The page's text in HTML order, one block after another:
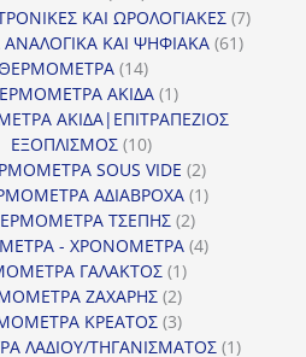
προϊόντα
ΚΑΙ ΩΡΟΛΟΓΙΑΚΕΣ 77
ΚΑΙ ΨΗΦΙΑΚΑ 6161
1414
προϊόντα
ΑΚΙΔΑ 11
προϊόν
ΑΚΙΔΑ|ΕΠΙΤΡΑΠΕΖΙΟΣ
ΕΞΟΠΛΙΣΜΟΣ 1010
προϊόντα
SOUS VIDE 22
προϊόντα
ΑΔΙΑΒΡΟΧΑ 11
ΤΣΕΠΗΣ 22
προϊόντα
- ΧΡΟΝΟΜΕΤΡΑ 44
ΓΑΛΑΚΤΟΣ 11
προϊόν
ΖΑΧΑΡΗΣ 22
προϊόντα
ΚΡΕΑΤΟΣ 33
προϊόντα
ΛΑΔΙΟΥ/ΤΗΓΑΝΙΣΜΑΤΟΣ 11